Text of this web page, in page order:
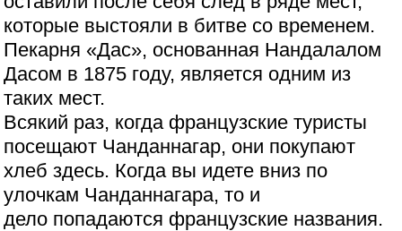
которые выстояли в битве со временем.
Пекарня «Дас», основанная Нандалалом
Дасом в 1875 году, является одним из
таких мест.
Всякий раз, когда французские туристы
посещают Чанданнагар, они покупают
хлеб здесь. Когда вы идете вниз по
улочкам Чанданнагара, то и
дело попадаются французские названия.